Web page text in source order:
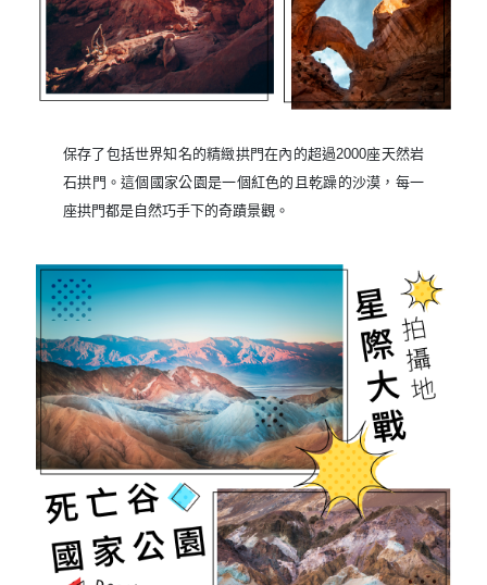
保存了包括世界知名的精緻拱門在內的超過2000座天然岩
石拱門。這個國家公園是一個紅色的且乾躁的沙漠，每一
座拱門都是自然巧手下的奇蹟景觀。